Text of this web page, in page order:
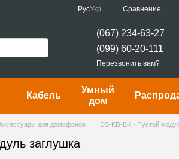
РусУкр Сравнение
(067) 234-63-27
(099) 60-20-111
Перезвонить вам?
Кабель
Умный
дом
для домофонов DS-KD-BK - Пустой
заглушка